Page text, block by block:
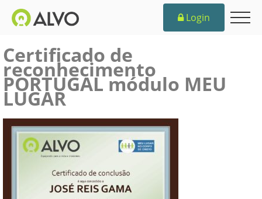
Login
Certificado de
reconhecimento
PORTUGAL módulo MEU
LUGAR